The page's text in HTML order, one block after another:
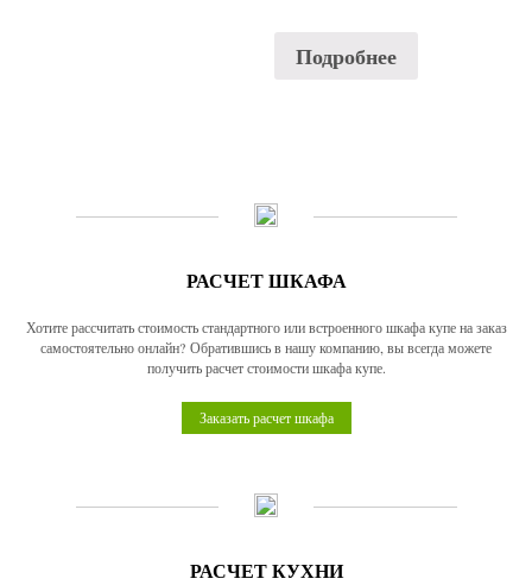
Подробнее
РАСЧЕТ ШКАФА
Хотите рассчитать стоимость стандартного или встроенного шкафа купе на заказ
самостоятельно онлайн? Обратившись в нашу компанию, вы всегда можете
получить расчет стоимости шкафа купе.
Заказать расчет шкафа
РАСЧЕТ КУХНИ